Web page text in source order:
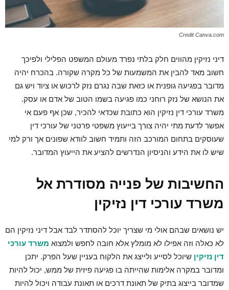
Credit Canva.com
דיני נזיקין מהווים חלק בלתי נפרד מעולם המשפט הפלילי ולפיכך
חשוב מאד להבין את המשמעות של כל מקרה שקורה. בהכרח יהיה
מדובר בפגיעה גופנית או כזאת שבה נגרם נזק לרכוש או ציוד ויש גם
את הנושא של נזק רוחני כמו פגיעה בשמו הטוב של אדם או עסק.
משרד עורכי דין נזיקין הוא כתובת שכדאי להכיר, שכן אף פעם אי
אפשר לדעת מתי יהיה צורך בייעוץ משפטי פרטני של עורכי דין
שעוסקים בתחום המורכב הזה ותמיד חשוב לוודא שפונים אך ורק למי
שיש לו את הידע והניסיון הנדרשים להציע את הייעוץ המדובר.
החשיבות של פנייה מסודרת אל
משרד עורכי דין נזיקין
יש נושאים שבהם אולי מי שצריך יוכל להסתדר לבד אבל דיני נזיקין הם
לא כאלה וזה אפילו לא מומלץ אלא חובה לחפש ולמצוא משרד עורכי
דין נזיקין שיוכל לסייע ולייצג את הלקוח בעניין שעל הפרק. יתכן
ומדובר במקרה אלימות שהייתה בו פגיעה פיזית של ממש, יכול להיות
שמדובר בייצוג בתיק של תאונת דרכים או תאונת עבודה ויכול להיות